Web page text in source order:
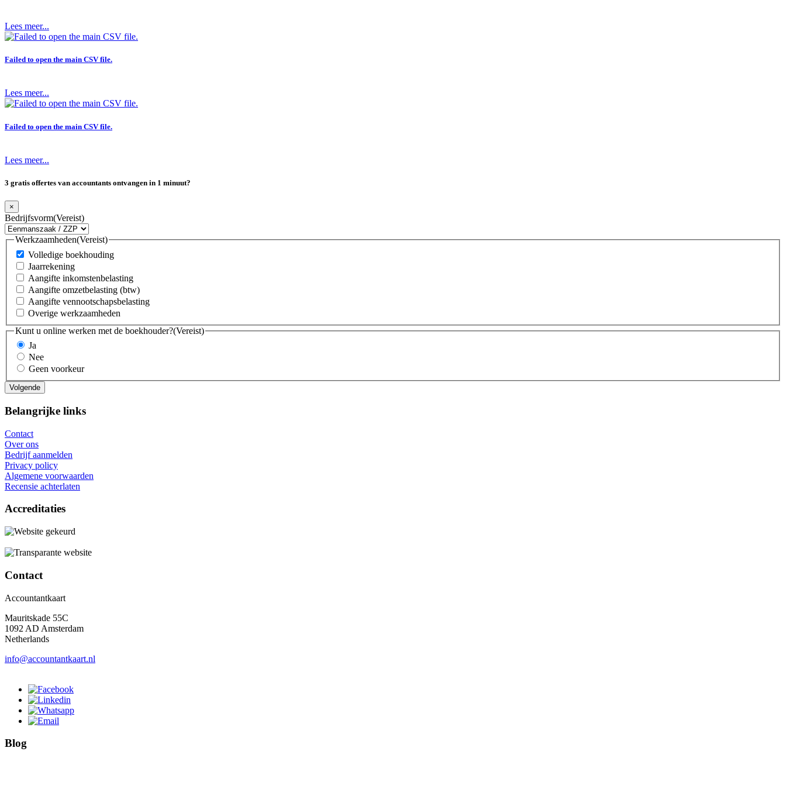
Lees meer...
Failed to open the main CSV file.
Lees meer...
Failed to open the main CSV file.
Lees meer...
3 gratis offertes van accountants ontvangen in 1 minuut?
×
Bedrijfsvorm(Vereist)
Werkzaamheden(Vereist)
Volledige boekhouding
Jaarrekening
Aangifte inkomstenbelasting
Aangifte omzetbelasting (btw)
Aangifte vennootschapsbelasting
Overige werkzaamheden
Kunt u online werken met de boekhouder?(Vereist)
Ja
Nee
Geen voorkeur
Belangrijke links
Contact
Over ons
Bedrijf aanmelden
Privacy policy
Algemene voorwaarden
Recensie achterlaten
Accreditaties
Contact
Accountantkaart
Mauritskade 55C
1092 AD Amsterdam
Netherlands
info@accountantkaart.nl
Blog